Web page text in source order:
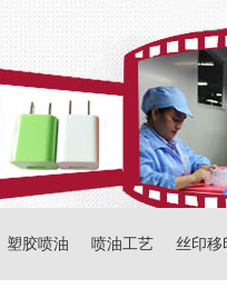
塑胶喷油 喷油工艺 丝印移